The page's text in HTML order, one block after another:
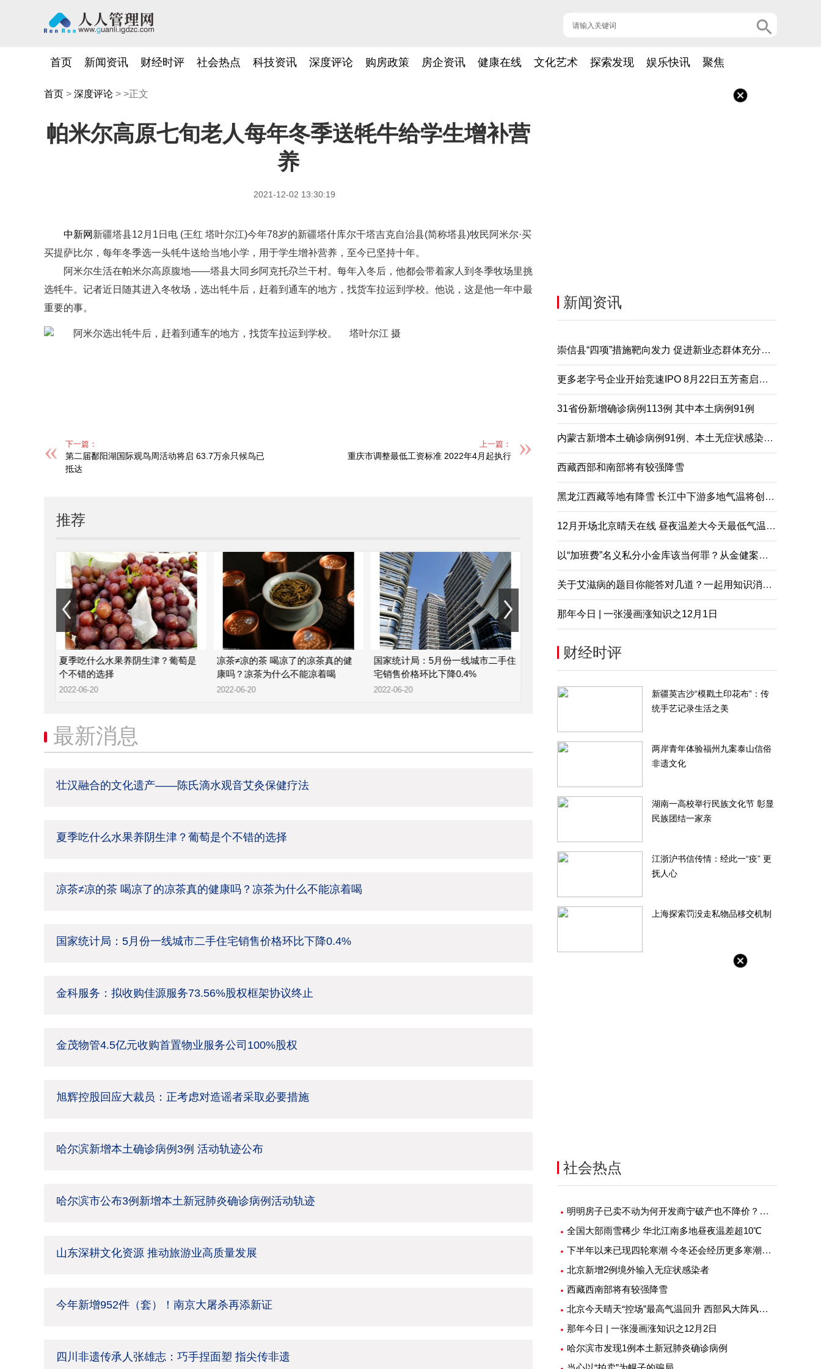
首页 新闻资讯 财经时评 社会热点 科技资讯 深度评论 购房政策 房企资讯 健康在线 文化艺术 探索发现 娱乐快讯 聚焦
首页 > 深度评论 > >正文
帕米尔高原七旬老人每年冬季送牦牛给学生增补营
养
2021-12-02 13:30:19
中新网 新疆塔县12月1日电 (王红 塔叶尔江)今年78岁的新疆塔什库尔干塔吉克自治县(简称塔县)牧民阿米尔·买
买提萨比尔，每年冬季选一头牦牛送给当地小学，用于学生增补营养，至今已坚持十年。
阿米尔生活在帕米尔高原腹地——塔县大同乡阿克托尕兰干村。每年入冬后，他都会带着家人到冬季牧场里挑
选牦牛。记者近日随其进入冬牧场，选出牦牛后，赶着到通车的地方，找货车拉运到学校。他说，这是他一年中最
重要的事。
下一篇：
第二届鄱阳湖国际观鸟周活动将启 63.7万余只候鸟已
抵达
上一篇：
重庆市调整最低工资标准 2022年4月起执行
推荐
夏季吃什么水果养阴生津？葡萄是
个不错的选择
2022-06-20
凉茶≠凉的茶 喝凉了的凉茶真的健
康吗？凉茶为什么不能凉着喝
2022-06-20
国家统计局：5月份一线城市二手住
宅销售价格环比下降0.4%
2022-06-20
金科服务：拟收购佳源服务73.56%
2022-06-20 2022-06-20
最新消息
壮汉融合的文化遗产——陈氏滴水观音艾灸保健疗法
夏季吃什么水果养阴生津？葡萄是个不错的选择
凉茶≠凉的茶 喝凉了的凉茶真的健康吗？凉茶为什么不能凉着喝
国家统计局：5月份一线城市二手住宅销售价格环比下降0.4%
金科服务：拟收购佳源服务73.56%股权框架协议终止
金茂物管4.5亿元收购首置物业服务公司100%股权
旭辉控股回应大裁员：正考虑对造谣者采取必要措施
哈尔滨新增本土确诊病例3例 活动轨迹公布
哈尔滨市公布3例新增本土新冠肺炎确诊病例活动轨迹
山东深耕文化资源 推动旅游业高质量发展
今年新增952件（套）！南京大屠杀再添新证
四川非遗传承人张雄志：巧手捏面塑 指尖传非遗
新闻资讯
崇信县“四项”措施靶向发力 促进新业态群体充分就业
更多老字号企业开始竞速IPO 8月22日五芳斋启动申购
31省份新增确诊病例113例 其中本土病例91例
内蒙古新增本土确诊病例91例、本土无症状感染者2例
西藏西部和南部将有较强降雪
黑龙江西藏等地有降雪 长江中下游多地气温将创下半年来新低
12月开场北京晴天在线 昼夜温差大今天最低气温仅-5℃
以“加班费”名义私分小金库该当何罪？从金健案说起
关于艾滋病的题目你能答对几道？一起用知识消除误解
那年今日 | 一张漫画涨知识之12月1日
财经时评
新疆英吉沙“模戳土印花布”：传
统手艺记录生活之美
两岸青年体验福州九案泰山信俗
非遗文化
湖南一高校举行民族文化节 彰显
民族团结一家亲
江浙沪书信传情：经此一“疫” 更
抚人心
上海探索罚没走私物品移交机制
社会热点
明明房子已卖不动为何开发商宁破产也不降价？究竟是什么原因？
全国大部雨雪稀少 华北江南多地昼夜温差超10℃
下半年以来已现四轮寒潮 今冬还会经历更多寒潮吗？
北京新增2例境外输入无症状感染者
西藏西南部将有较强降雪
北京今天晴天“控场”最高气温回升 西部风大阵风七级左右
那年今日 | 一张漫画涨知识之12月2日
哈尔滨市发现1例本土新冠肺炎确诊病例